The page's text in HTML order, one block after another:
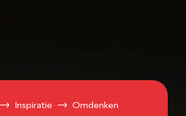
Inspiratie
Omdenken